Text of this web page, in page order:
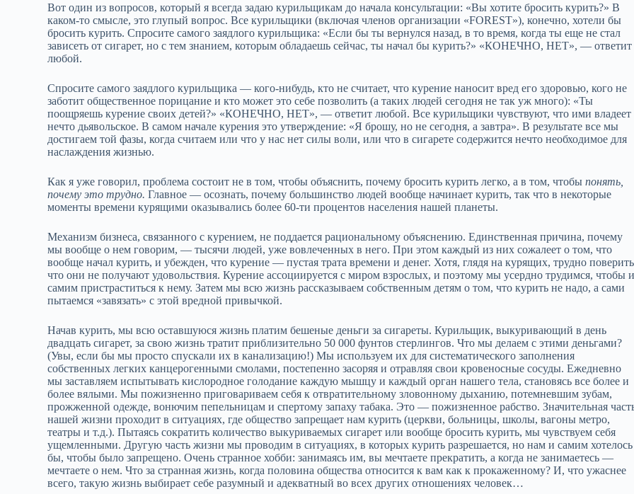
Вот один из вопросов, который я всегда задаю курильщикам до начала консультации: «Вы хотите бросить курить?» В
каком‑то смысле, это глупый вопрос. Все курильщики (включая членов организации «FORESТ»), конечно, хотели бы
бросить курить. Спросите самого заядлого курильщика: «Если бы ты вернулся назад, в то время, когда ты еще не стал
зависеть от сигарет, но с тем знанием, которым обладаешь сейчас, ты начал бы курить?» «КОНЕЧНО, НЕТ», — ответит
любой.
Спросите самого заядлого курильщика — кого‑нибудь, кто не считает, что курение наносит вред его здоровью, кого не
заботит общественное порицание и кто может это себе позволить (а таких людей сегодня не так уж много): «Ты
поощряешь курение своих детей?» «КОНЕЧНО, НЕТ», — ответит любой. Все курильщики чувствуют, что ими владеет
нечто дьявольское. В самом начале курения это утверждение: «Я брошу, но не сегодня, а завтра». В результате все мы
достигаем той фазы, когда считаем или что у нас нет силы воли, или что в сигарете содержится нечто необходимое для
наслаждения жизнью.
Как я уже говорил, проблема состоит не в том, чтобы объяснить, почему бросить курить легко, а в том, чтобыпонять,
почему это трудно. Главное — осознать, почему большинство людей вообще начинает курить, так что в некоторые
моменты времени курящими оказывались более 60‑ти процентов населения нашей планеты.
Механизм бизнеса, связанного с курением, не поддается рациональному объяснению. Единственная причина, почему
мы вообще о нем говорим, — тысячи людей, уже вовлеченных в него. При этом каждый из них сожалеет о том, что
вообще начал курить, и убежден, что курение — пустая трата времени и денег. Хотя, глядя на курящих, трудно
что они не получают удовольствия. Курение ассоциируется с миром взрослых, и поэтому мы усердно трудимся, чтобы
самим пристраститься к нему. Затем мы всю жизнь рассказываем собственным детям о том, что курить не надо, а сами
пытаемся «завязать» с этой вредной привычкой.
Начав курить, мы всю оставшуюся жизнь платим бешеные деньги за сигареты. Курильщик, выкуривающий в день
двадцать сигарет, за свою жизнь тратит приблизительно 50 000 фунтов стерлингов. Что мы делаем с этими деньгами?
(Увы, если бы мы просто спускали их в канализацию!) Мы используем их для систематического заполнения
собственных легких канцерогенными смолами, постепенно засоряя и отравляя свои кровеносные сосуды. Ежедневно
мы заставляем испытывать кислородное голодание каждую мышцу и каждый орган нашего тела, становясь все более и
более вялыми. Мы пожизненно приговариваем себя к отвратительному зловонному дыханию, потемневшим зубам,
прожженной одежде, вонючим пепельницам и спертому запаху табака. Это — пожизненное рабство. Значительная
нашей жизни проходит в ситуациях, где общество запрещает нам курить (церкви, больницы, школы, вагоны метро,
театры и т.д.). Пытаясь сократить количество выкуриваемых сигарет или вообще бросить курить, мы чувствуем себя
ущемленными. Другую часть жизни мы проводим в ситуациях, в которых курить разрешается, но нам и самим хотелось
бы, чтобы было запрещено. Очень странное хобби: занимаясь им, вы мечтаете прекратить, а когда не занимаетесь —
мечтаете о нем. Что за странная жизнь, когда половина общества относится к вам как к прокаженному? И, что ужаснее
всего, такую жизнь выбирает себе разумный и адекватный во всех других отношениях человек…